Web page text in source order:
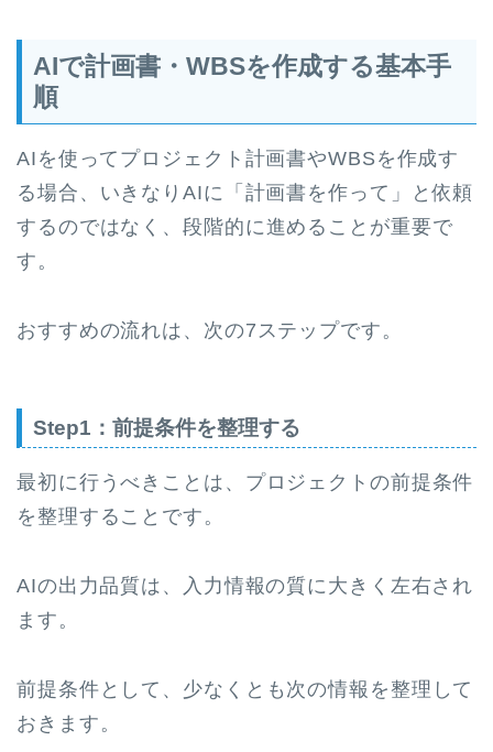
AIで計画書・WBSを作成する基本手
順
AIを使ってプロジェクト計画書やWBSを作成す
る場合、いきなりAIに「計画書を作って」と依頼
するのではなく、段階的に進めることが重要で
す。
おすすめの流れは、次の7ステップです。
Step1：前提条件を整理する
最初に行うべきことは、プロジェクトの前提条件
を整理することです。
AIの出力品質は、入力情報の質に大きく左右され
ます。
前提条件として、少なくとも次の情報を整理して
おきます。